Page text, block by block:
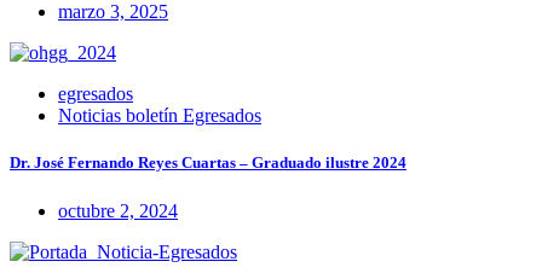
marzo 3, 2025
egresados
Noticias boletín Egresados
Dr. José Fernando Reyes Cuartas – Graduado ilustre 2024
octubre 2, 2024